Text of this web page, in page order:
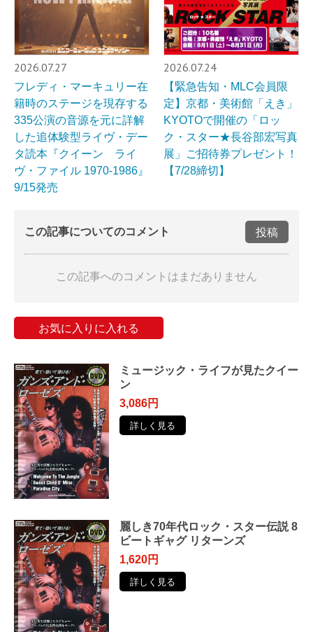
2026.07.27
フレディ・マーキュリー在
籍時のステージを現存する
335公演の音源を元に詳解
した追体験型ライヴ・デー
タ読本『クイーン ライ
ヴ・ファイル 1970-1986』
9/15発売
2026.07.24
【緊急告知・MLC会員限
定】京都・美術館「えき」
KYOTOで開催の「ロッ
ク・スター★長谷部宏写真
展」ご招待券プレゼント！
【7/28締切】
この記事についてのコメント 投稿
この記事へのコメントはまだありません
お気に入りに入れる
ミュージック・ライフが見たクイー
ン
3,086円
詳しく見る
麗しき70年代ロック・スター伝説 8
ビートギャグ リターンズ
1,620円
詳しく見る